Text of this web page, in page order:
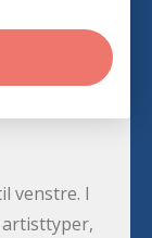
venstre. I